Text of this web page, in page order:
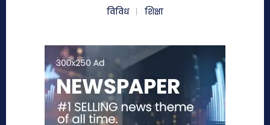
विविध
शिक्षा